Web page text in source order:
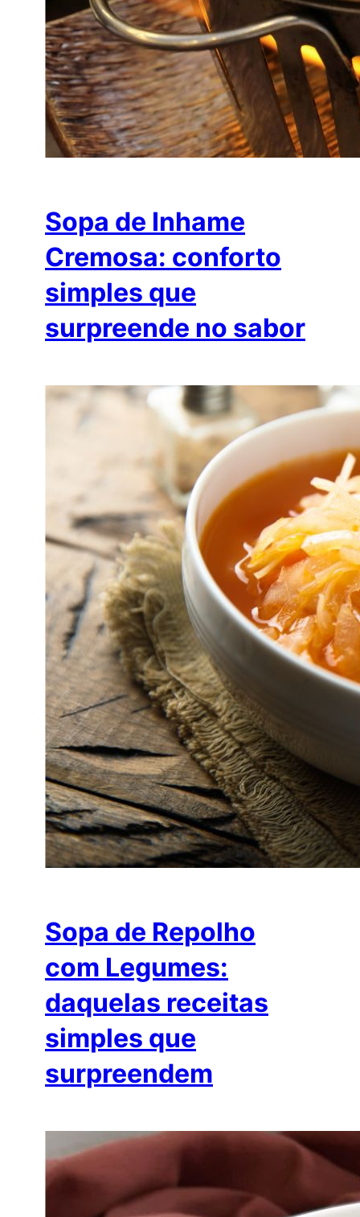
Sopa de Inhame
Cremosa: conforto
simples que
surpreende no sabor
Sopa de Repolho
com Legumes:
daquelas receitas
simples que
surpreendem